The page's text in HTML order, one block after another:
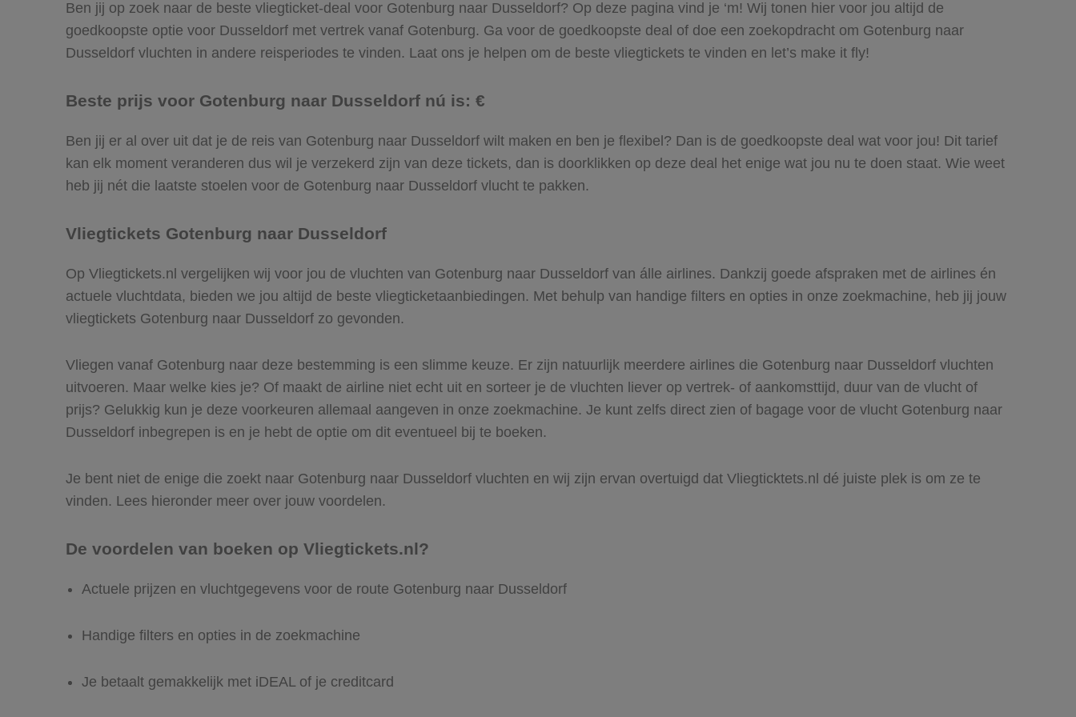
Ben jij op zoek naar de beste vliegticket-deal voor Gotenburg naar Dusseldorf? Op deze pagina vind je ‘m! Wij tonen hier voor jou altijd de
goedkoopste optie voor Dusseldorf met vertrek vanaf Gotenburg. Ga voor de goedkoopste deal of doe een zoekopdracht om Gotenburg naar
Dusseldorf vluchten in andere reisperiodes te vinden. Laat ons je helpen om de beste vliegtickets te vinden en let’s make it fly!
Beste prijs voor Gotenburg naar Dusseldorf nú is: €
Ben jij er al over uit dat je de reis van Gotenburg naar Dusseldorf wilt maken en ben je flexibel? Dan is de goedkoopste deal wat voor jou! Dit tarief
kan elk moment veranderen dus wil je verzekerd zijn van deze tickets, dan is doorklikken op deze deal het enige wat jou nu te doen staat. Wie weet
heb jij nét die laatste stoelen voor de Gotenburg naar Dusseldorf vlucht te pakken.
Vliegtickets Gotenburg naar Dusseldorf
Op Vliegtickets.nl vergelijken wij voor jou de vluchten van Gotenburg naar Dusseldorf van álle airlines. Dankzij goede afspraken met de airlines én
actuele vluchtdata, bieden we jou altijd de beste vliegticketaanbiedingen. Met behulp van handige filters en opties in onze zoekmachine, heb jij jouw
vliegtickets Gotenburg naar Dusseldorf zo gevonden.
Vliegen vanaf Gotenburg naar deze bestemming is een slimme keuze. Er zijn natuurlijk meerdere airlines die Gotenburg naar Dusseldorf vluchten
uitvoeren. Maar welke kies je? Of maakt de airline niet echt uit en sorteer je de vluchten liever op vertrek- of aankomsttijd, duur van de vlucht of
prijs? Gelukkig kun je deze voorkeuren allemaal aangeven in onze zoekmachine. Je kunt zelfs direct zien of bagage voor de vlucht Gotenburg naar
Dusseldorf inbegrepen is en je hebt de optie om dit eventueel bij te boeken.
Je bent niet de enige die zoekt naar Gotenburg naar Dusseldorf vluchten en wij zijn ervan overtuigd dat Vliegticktets.nl dé juiste plek is om ze te
vinden. Lees hieronder meer over jouw voordelen.
De voordelen van boeken op Vliegtickets.nl?
Actuele prijzen en vluchtgegevens voor de route Gotenburg naar Dusseldorf
Handige filters en opties in de zoekmachine
Je betaalt gemakkelijk met iDEAL of je creditcard